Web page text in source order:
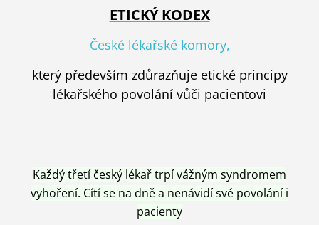
ETICKÝ KODEX
České lékařské komory,
který především zdůrazňuje etické principy
lékařského povolání vůči pacientovi
Každý třetí český lékař trpí vážným syndromem
vyhoření. Cítí se na dně a nenávidí své povolání i
pacienty